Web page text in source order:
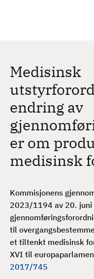
Medisinsk
endring av
er om
medisinsk
Kommisjonens
2023/1194 av 20. juni
til
et tiltenkt medisinsk
XVI til
2017/745